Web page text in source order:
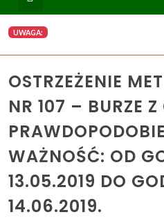
WYBIERZ
ZAKRES DAT
OD:
DO:
UWAGA:
OSTRZEŻENIE
NR 107 – BURZE
WAŻNOŚĆ: OD
13.05.2019 DO
14.06.2019.